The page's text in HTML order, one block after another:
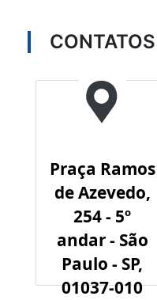
CONTATOS
Praça Ramos
de Azevedo,
254 - 5º
andar - São
Paulo - SP,
01037-010